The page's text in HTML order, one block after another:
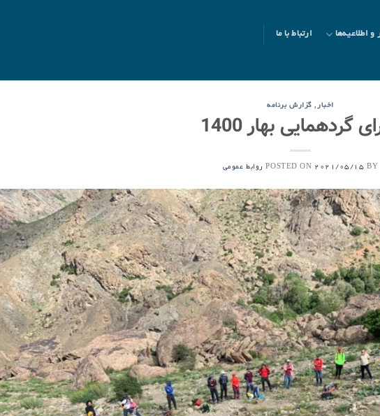
و اطلاعیه‌ها ارتباط با ما
اخبار, گزارش برنامه
گردهمایی بهار 1400
POSTED ON 2021/05/15 BY روابط عمومی